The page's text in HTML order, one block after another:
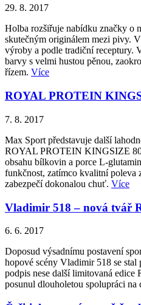
29. 8. 2017
Holba rozšiřuje nabídku značky o
skutečným originálem mezi pivy.
výroby a podle tradiční receptury.
barvy s velmi hustou pěnou,
řízem. Více
ROYAL PROTEIN
7. 8. 2017
Max Sport představuje další
ROYAL PROTEIN KINGSIZE
obsahu bílkovin a porce L-
funkčnost, zatímco kvalitní poleva
zabezpečí dokonalou chuť. Více
Vladimir 518 – nová tvář
6. 6. 2017
Doposud výsadnímu postavení
hopové scény Vladimir 518 se stal
podpis nese další limitovaná
posunul dlouholetou spolupráci na